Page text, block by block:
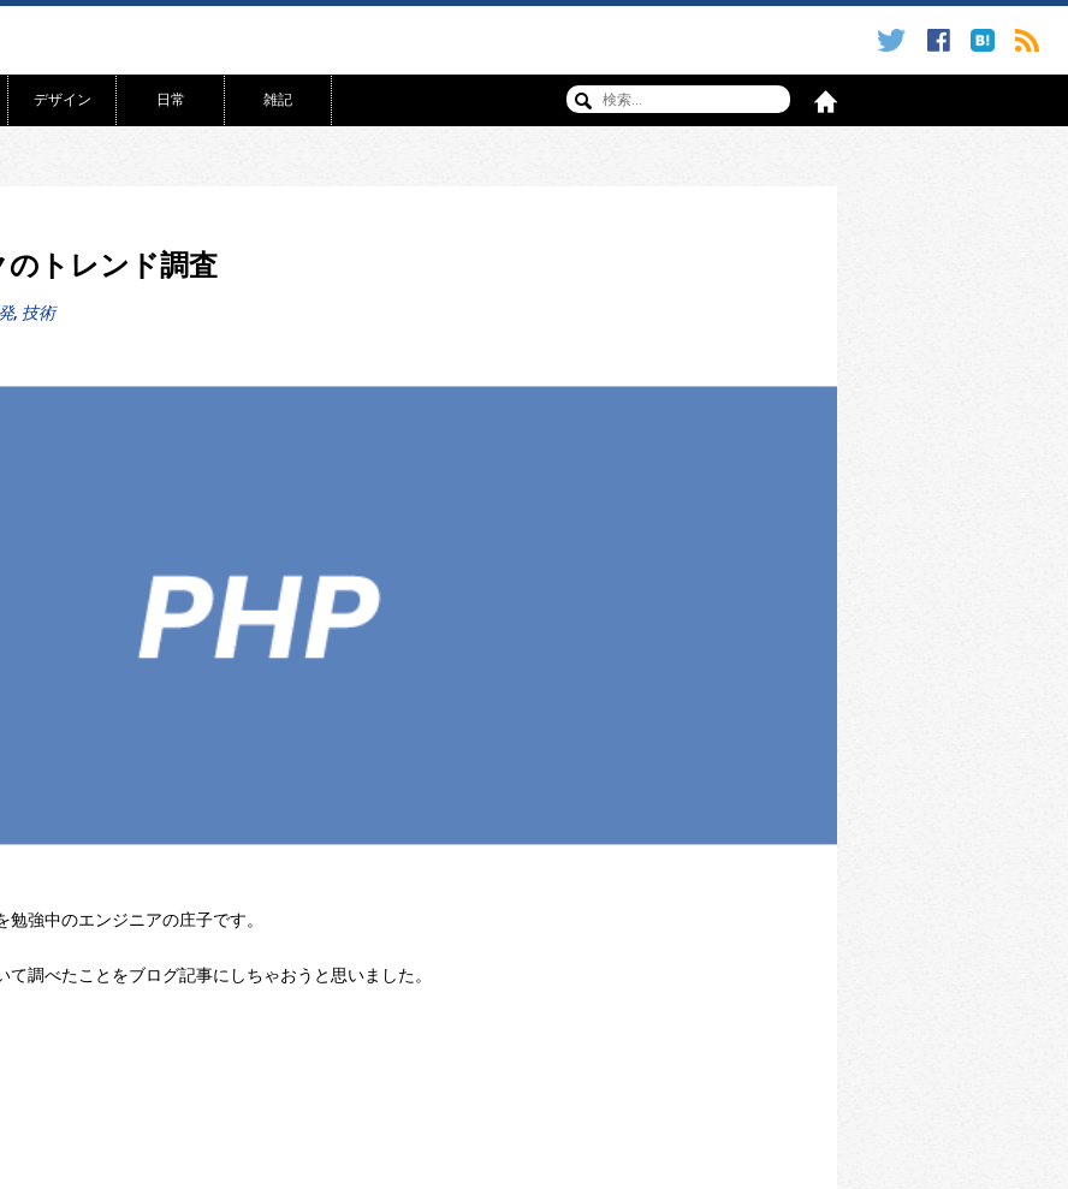
デザイン 日常 雑記
のトレンド調査
, 技術
強中のエンジニアの庄子です。
調べたことをブログ記事にしちゃおうと思いました。